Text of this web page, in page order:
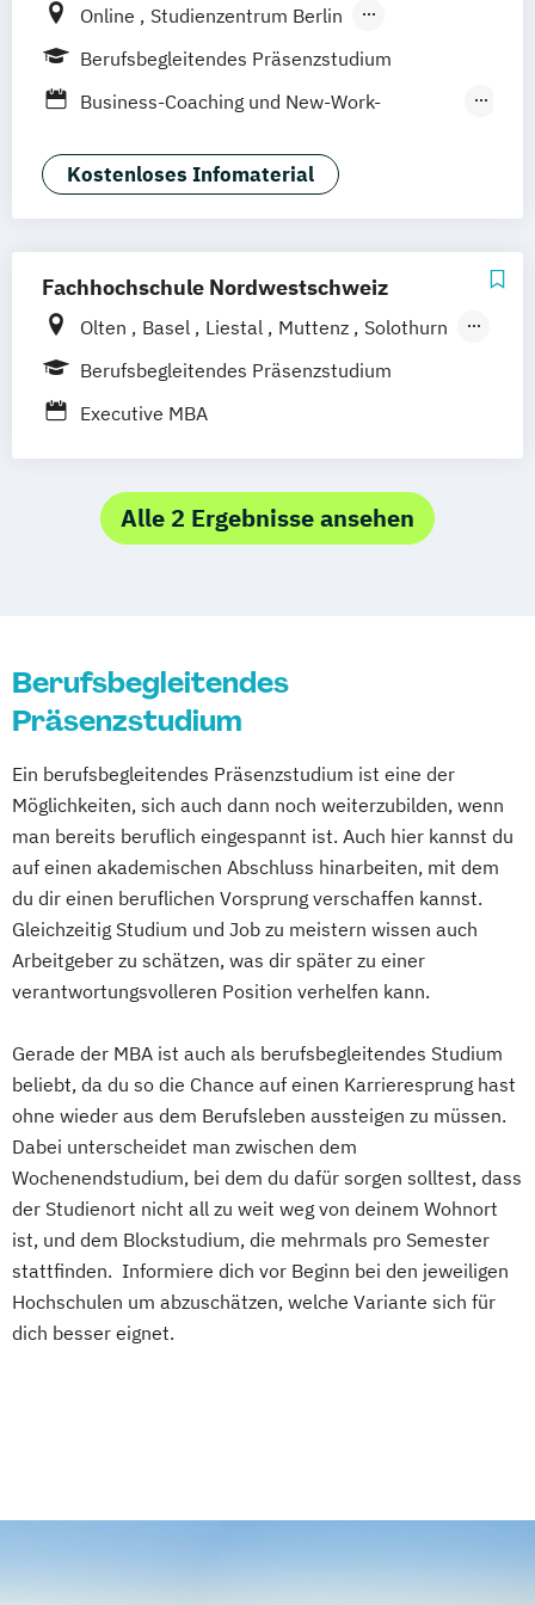
Online
Studienzentrum Berlin
Studienzentrum Bozen
Studienzentrum Düsseldorf
Studienzentrum Ellwangen
Studienzentrum Frankfurt
Studienzentrum Freiburg
Studienzentrum Fürth
Studienzentrum Haarlem
Studienzentrum Hamburg
Studienzentrum Hannover
Studienzentrum Kitzbühel
Studienzentrum Mannheim
Studienzentrum München
Studienzentrum Wertheim
Studienzentrum Wien
Studienzentrum Zürich
Studienzentrum Gera
Studienzentrum Heidelberg
Studienzentrum Bonn
Studienzentrum Karlsruhe
Studienzentrum Tübingen
Studienzentrum Leverkusen
Berufsbegleitendes Präsenzstudium
Business-Coaching und New-Work-
Medical Leadership
Strategisches Management und
Kostenloses Infomaterial
Fachhochschule Nordwestschweiz
Olten Basel Liestal Muttenz
Solothurn
Windisch
Berufsbegleitendes Präsenzstudium
Executive MBA
Alle 2 Ergebnisse ansehen
Berufsbegleitendes
Präsenzstudium
Ein berufsbegleitendes Präsenzstudium ist eine der
Möglichkeiten, sich auch dann noch weiterzubilden, wenn
man bereits beruflich eingespannt ist. Auch hier kannst du
auf einen akademischen Abschluss hinarbeiten, mit dem
du dir einen beruflichen Vorsprung verschaffen kannst.
Gleichzeitig Studium und Job zu meistern wissen auch
Arbeitgeber zu schätzen, was dir später zu einer
verantwortungsvolleren Position verhelfen kann.
Gerade der MBA ist auch als berufsbegleitendes Studium
beliebt, da du so die Chance auf einen Karrieresprung hast
ohne wieder aus dem Berufsleben aussteigen zu müssen.
Dabei unterscheidet man zwischen dem
Wochenendstudium, bei dem du dafür sorgen solltest, dass
der Studienort nicht all zu weit weg von deinem Wohnort
ist, und dem Blockstudium, die mehrmals pro Semester
stattfinden. Informiere dich vor Beginn bei den jeweiligen
Hochschulen um abzuschätzen, welche Variante sich für
dich besser eignet.